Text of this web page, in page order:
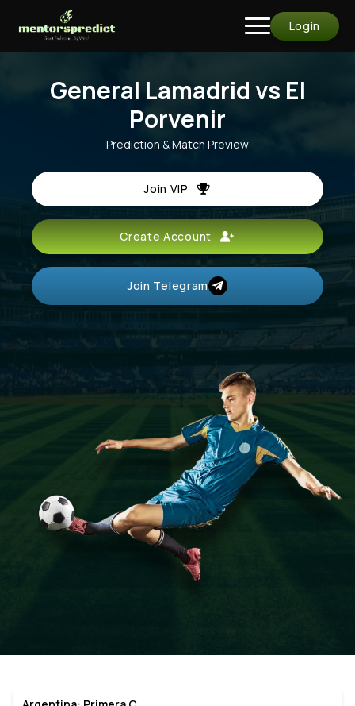
Login
General Lamadrid vs El
Porvenir
Prediction & Match Preview
Join VIP
Create Account
Join Telegram